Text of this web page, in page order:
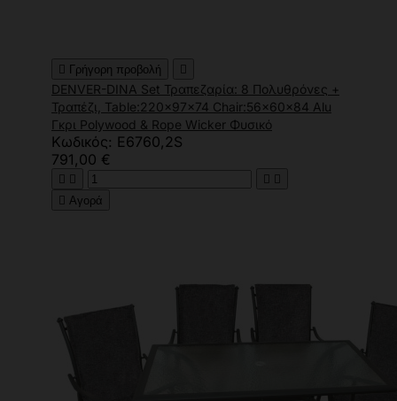
 Γρήγορη προβολή 
DENVER-DINA Set Τραπεζαρία: 8 Πολυθρόνες +
Τραπέζι, Table:220x97x74 Chair:56x60x84 Alu
Γκρι Polywood & Rope Wicker Φυσικό
Κωδικός: Ε6760,2S
791,00 €
   
 Αγορά